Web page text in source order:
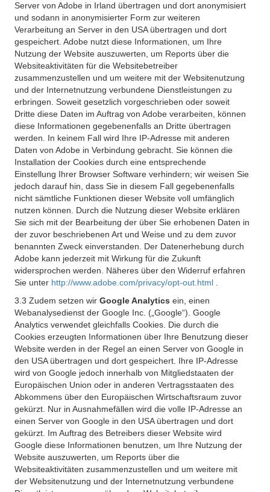
Server von Adobe in Irland übertragen und dort anonymisiert
und sodann in anonymisierter Form zur weiteren
Verarbeitung an Server in den USA übertragen und dort
gespeichert. Adobe nutzt diese Informationen, um Ihre
Nutzung der Website auszuwerten, um Reports über die
Websiteaktivitäten für die Websitebetreiber
zusammenzustellen und um weitere mit der Websitenutzung
und der Internetnutzung verbundene Dienstleistungen zu
erbringen. Soweit gesetzlich vorgeschrieben oder soweit
Dritte diese Daten im Auftrag von Adobe verarbeiten, können
diese Informationen gegebenenfalls an Dritte übertragen
werden. In keinem Fall wird Ihre IP-Adresse mit anderen
Daten von Adobe in Verbindung gebracht. Sie können die
Installation der Cookies durch eine entsprechende
Einstellung Ihrer Browser Software verhindern; wir weisen Sie
jedoch darauf hin, dass Sie in diesem Fall gegebenenfalls
nicht sämtliche Funktionen dieser Website voll umfänglich
nutzen können. Durch die Nutzung dieser Website erklären
Sie sich mit der Bearbeitung der über Sie erhobenen Daten in
der zuvor beschriebenen Art und Weise und zu dem zuvor
benannten Zweck einverstanden. Der Datenerhebung durch
Adobe kann jederzeit mit Wirkung für die Zukunft
widersprochen werden. Näheres über den Widerruf erfahren
Sie unter http://www.adobe.com/privacy/opt-out.html
3.3 Zudem setzen wir Google Analytics ein, einen
Webanalysedienst der Google Inc. („Google“). Google
Analytics verwendet gleichfalls Cookies. Die durch die
Cookies erzeugten Informationen über Ihre Benutzung dieser
Website werden in der Regel an einen Server von Google in
den USA übertragen und dort gespeichert. Ihre IP-Adresse
wird von Google jedoch innerhalb von Mitgliedstaaten der
Europäischen Union oder in anderen Vertragsstaaten des
Abkommens über den Europäischen Wirtschaftsraum zuvor
gekürzt. Nur in Ausnahmefällen wird die volle IP-Adresse an
einen Server von Google in den USA übertragen und dort
gekürzt. Im Auftrag des Betreibers dieser Website wird
Google diese Informationen benutzen, um Ihre Nutzung der
Website auszuwerten, um Reports über die
Websiteaktivitäten zusammenzustellen und um weitere mit
der Websitenutzung und der Internetnutzung verbundene